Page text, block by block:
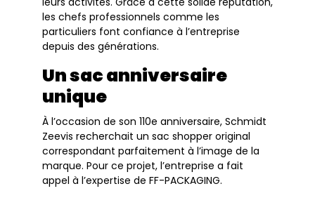
les chefs professionnels comme les
particuliers font confiance à l’entreprise
depuis des générations.
Un sac anniversaire
unique
À l’occasion de son 110e anniversaire, Schmidt
Zeevis recherchait un sac shopper original
correspondant parfaitement à l’image de la
marque. Pour ce projet, l’entreprise a fait
appel à l’expertise de FF-PACKAGING.